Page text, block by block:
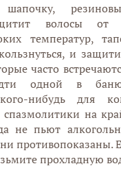
шапочку,
волосы от
температур,
и
часто
одной в
кого-нибудь для
спазмолитики на
не пьют
противопоказаны.
прохладную